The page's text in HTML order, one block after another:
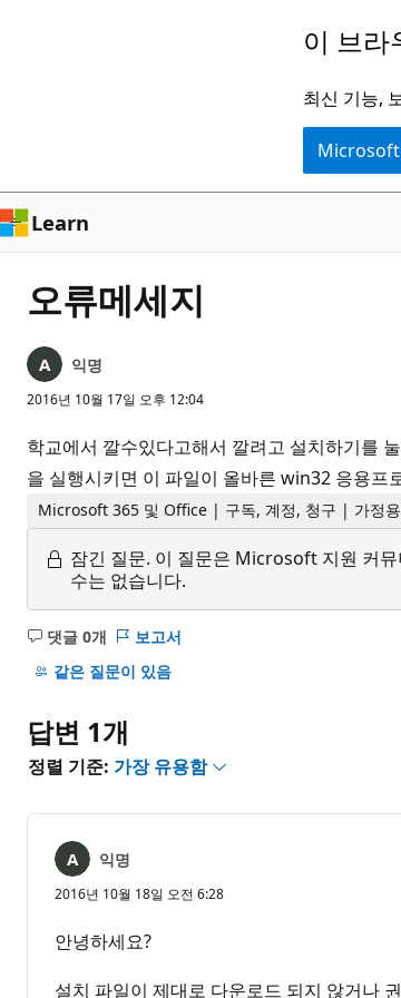
로
건
너
기
이 브라
최신 기능,
Microsoft
Learn
오류메세지
익명
2016년 10월 17일 오후 12:04
학교에서 깔수있다고해서 깔려고 설치하기를
을 실행시키면 이 파일이 올바른 win32 응용프
Microsoft 365 및 Office | 구독, 계정, 청구 | 가정
잠긴 질문. 이 질문은 Microsoft 지원 커뮤
수는 없습니다.
댓글 0개
설
명
음
보고서
같은 질문이 있음
답변 1개
정렬 기준: 가장 유용함
익명
2016년 10월 18일 오전 6:28
안녕하세요?
설치 파일이 제대로 다운로드 되지 않거나